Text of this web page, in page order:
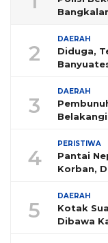
2
DAERAH
Diduga,
3
DAERAH
4
PERISTIWA
Pantai
Korban,
5
DAERAH
Kotak
Dibawa